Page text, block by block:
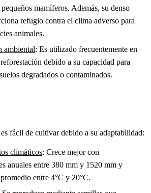
mamíferos. Además, su denso
refugio contra el clima adverso para
animales.
ambiental: Es utilizado frecuentemente en
debido a su capacidad para
degradados o contaminados.
es fácil de cultivar debido a su adaptabilidad:
climáticos: Crece mejor con
anuales entre 380 mm y 1520 mm y
entre 4°C y 20°C.